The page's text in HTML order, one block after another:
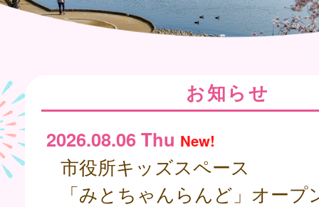
お知らせ
2026.08.06 Thu New!
市役所キッズスペース
「みとちゃんらんど」オープ